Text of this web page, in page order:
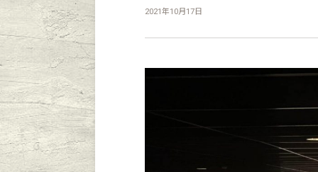
2021年10月17日